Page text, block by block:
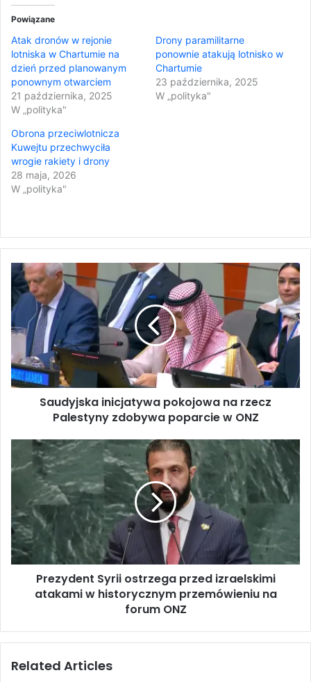
Powiązane
Atak dronów w rejonie
lotniska w Chartumie na
dzień przed planowanym
ponownym otwarciem
21 października, 2025
W „polityka"
Drony paramilitarne
ponownie atakują lotnisko w
Chartumie
23 października, 2025
W „polityka"
Obrona przeciwlotnicza
Kuwejtu przechwyciła
wrogie rakiety i drony
28 maja, 2026
W „polityka"
S
a
d
y
s
k
a
a
w
a
p
o
w
n
Saudyjska inicjatywa pokojowa na rzecz
Palestyny zdobywa poparcie w ONZ
e
d
e
n
t
s
Prezydent Syrii ostrzega przed izraelskimi
atakami w historycznym przemówieniu na
forum ONZ
Related Articles